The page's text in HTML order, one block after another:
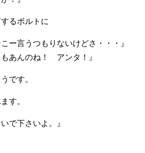
るボルトに
ー言うつもりないけどさ・・・』
もあんのね！ アンタ！』
です。
す。
で下さいよ。』